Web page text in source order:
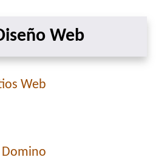
Web
Web
Domino